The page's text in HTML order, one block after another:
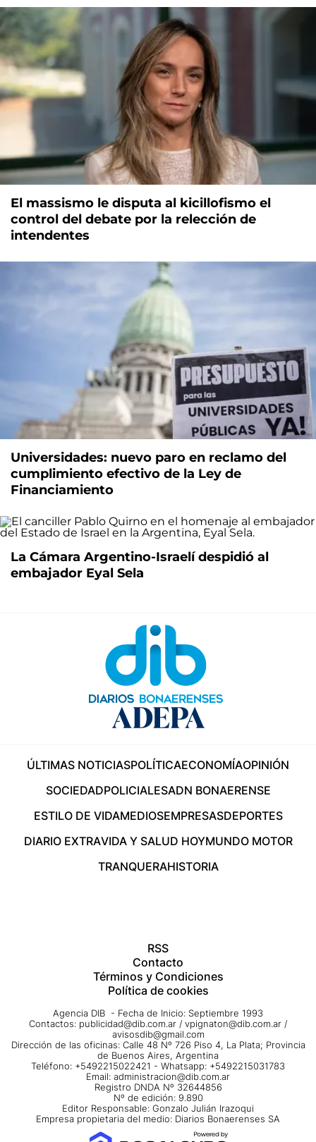
El massismo le disputa al kicillofismo el
control del debate por la relección de
intendentes
Universidades: nuevo paro en reclamo del
cumplimiento efectivo de la Ley de
Financiamiento
La Cámara Argentino-Israelí despidió al
embajador Eyal Sela
ÚLTIMAS NOTICIASPOLÍTICAECONOMÍAOPINIÓN
SOCIEDADPOLICIALESADN BONAERENSE
ESTILO DE VIDAMEDIOSEMPRESASDEPORTES
DIARIO EXTRAVIDA Y SALUD HOYMUNDO MOTOR
TRANQUERAHISTORIA
RSS
Contacto
Términos y Condiciones
Política de cookies
Agencia DIB - Fecha de Inicio: Septiembre 1993
Contactos: publicidad@dib.com.ar / vpignaton@dib.com.ar /
avisosdib@gmail.com
Dirección de las oficinas: Calle 48 Nº 726 Piso 4, La Plata; Provincia
de Buenos Aires, Argentina
Teléfono: +5492215022421 - Whatsapp: +5492215031783
Email: administracion@dib.com.ar
Registro DNDA Nº 32644856
Nº de edición: 9.890
Editor Responsable: Gonzalo Julián Irazoqui
Empresa propietaria del medio: Diarios Bonaerenses SA